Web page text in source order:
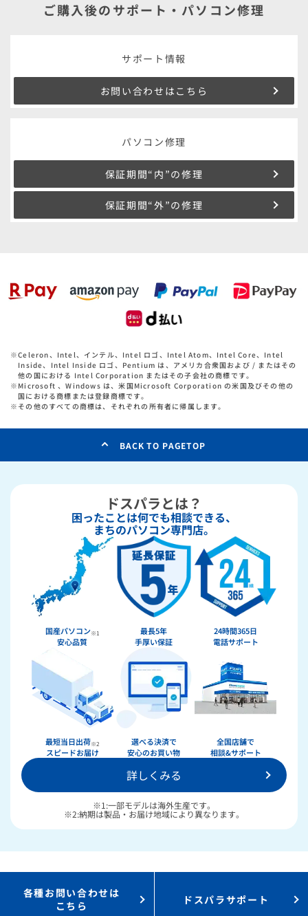
ご購入後のサポート・パソコン修理
サポート情報
お問い合わせはこちら
パソコン修理
保証期間“内”の修理
保証期間“外”の修理
※Celeron、Intel、インテル、Intel ロゴ、Intel Atom、Intel Core、Intel
Inside、Intel Inside ロゴ、Pentium は、アメリカ合衆国および / またはその
他の国における Intel Corporation またはその子会社の商標です。
※ Microsoft 、Windows は、米国Microsoft Corporation の米国及びその他の
国における商標または登録商標です。
※ その他のすべての商標は、それぞれの所有者に帰属します。
BACK TO PAGETOP
ドスパラとは？
困ったことは何でも相談できる、
まちのパソコン専門店。
国産パソコン※1
安心品質
最長5年
手厚い保証
24時間365日
電話サポート
最短当日出荷※2
スピードお届け
選べる決済で
安心のお買い物
全国店舗で
相談&サポート
詳しくみる
※1:一部モデルは海外生産です。
※2:納期は製品・お届け地域により異なります。
各種お問い合わせは
こちら
ドスパラサポート